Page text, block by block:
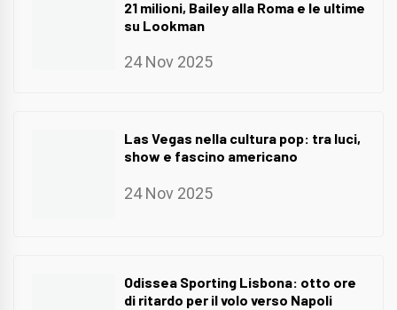
21 milioni, Bailey alla Roma e le ultime
su Lookman
24 Nov 2025
Las Vegas nella cultura pop: tra luci,
show e fascino americano
24 Nov 2025
Odissea Sporting Lisbona: otto ore
di ritardo per il volo verso Napoli